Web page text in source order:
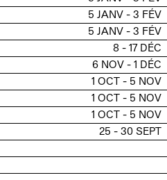
5 JANV - 3 FÉV
5 JANV - 3 FÉV
8 - 17 DÉC
6 NOV - 1 DÉC
1 OCT - 5 NOV
1 OCT - 5 NOV
1 OCT - 5 NOV
25 - 30 SEPT